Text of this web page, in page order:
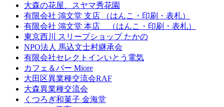
大森の花屋、スヤマ秀花園
有限会社 鴻文堂 支店 （はんこ・印刷・表札）
有限会社 鴻文堂 本店 （はんこ・印刷・表札）
東京西川 スリープショップ たかの
NPO法人 馬込文士村継承会
有限会社セレクトインいとう電気
カフェ＆バー Miore
大田区異業種交流会RAF
大森異業種交流会
くつろぎ和菓子 金海堂